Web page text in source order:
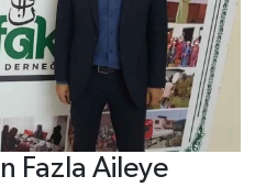
Fazla Aileye